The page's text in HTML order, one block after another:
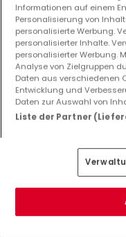
Andere Links
Website
Informationen auf einem
Personalisierung von
personalisierte Werbung.
personalisierter Inhalte.
personalisierter Werbung.
Analyse von Zielgruppen
Daten aus verschiedenen
Entwicklung und
Daten zur Auswahl von
Liste der Partner